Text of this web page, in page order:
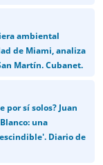
ambiental
de Miami, analiza
Martín. Cubanet.
por sí solos? Juan
una
Diario de